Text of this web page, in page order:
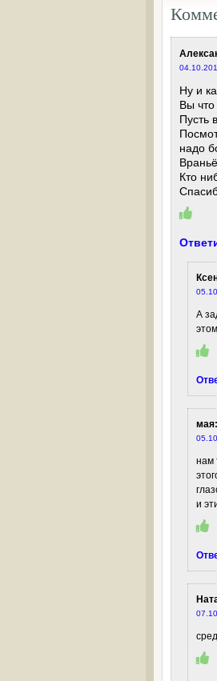
Ну и
Вы что
Пусть
надо
Кто
А
мая:
нам
и